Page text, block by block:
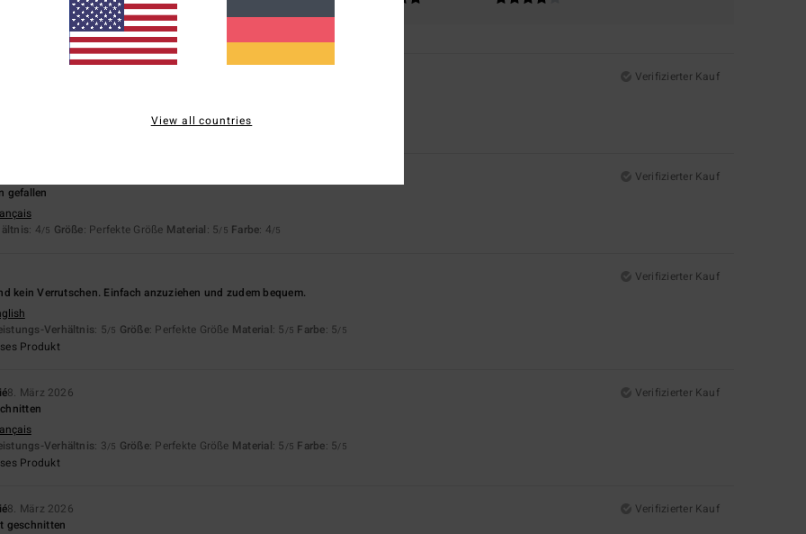
Verifizierter Kauf
dunkler als das auf der Website
Verhältnis Material: 5 Farbe: 2
Verifizierter Kauf
gefallen
: 4/5 Größe: Perfekte Größe Material: 5/5 Farbe: 4/5
Verifizierter Kauf
kein Verrutschen. Einfach anzuziehen und zudem bequem.
Verhältnis: 5/5 Größe: Perfekte Größe Material: 5 /5 Farbe: 5/5
Produkt
8. März 2026
Verifizierter Kauf
Verhältnis: 3/5 Größe: Perfekte Größe Material: 5 /5 Farbe: 5/5
Produkt
8. März 2026
Verifizierter Kauf
geschnitten
View all countries